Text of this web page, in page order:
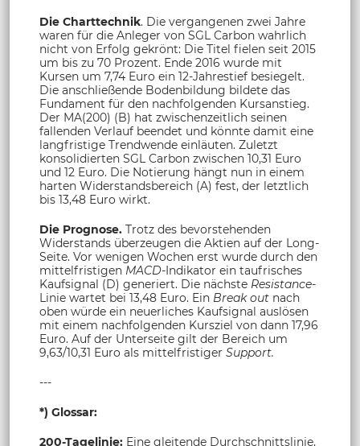
Die Charttechnik. Die vergangenen zwei Jahre
waren für die Anleger von SGL Carbon wahrlich
nicht von Erfolg gekrönt: Die Titel fielen seit 2015
um bis zu 70 Prozent. Ende 2016 wurde mit
Kursen um 7,74 Euro ein 12-Jahrestief besiegelt.
Die anschließende Bodenbildung bildete das
Fundament für den nachfolgenden Kursanstieg.
Der MA(200) (B) hat zwischenzeitlich seinen
fallenden Verlauf beendet und könnte damit eine
langfristige Trendwende einläuten. Zuletzt
konsolidierten SGL Carbon zwischen 10,31 Euro
und 12 Euro. Die Notierung hängt nun in einem
harten Widerstandsbereich (A) fest, der letztlich
bis 13,48 Euro wirkt.
Die Prognose. Trotz des bevorstehenden
Widerstands überzeugen die Aktien auf der Long-
Seite. Vor wenigen Wochen erst wurde durch den
mittelfristigen MACD-Indikator ein taufrisches
Kaufsignal (D) generiert. Die nächste Resistance-
Linie wartet bei 13,48 Euro. Ein Break out nach
oben würde ein neuerliches Kaufsignal auslösen
mit einem nachfolgenden Kursziel von dann 17,96
Euro. Auf der Unterseite gilt der Bereich um
9,63/10,31 Euro als mittelfristiger Support.
---
*) Glossar:
200-Tagelinie: Eine gleitende Durchschnittslinie,